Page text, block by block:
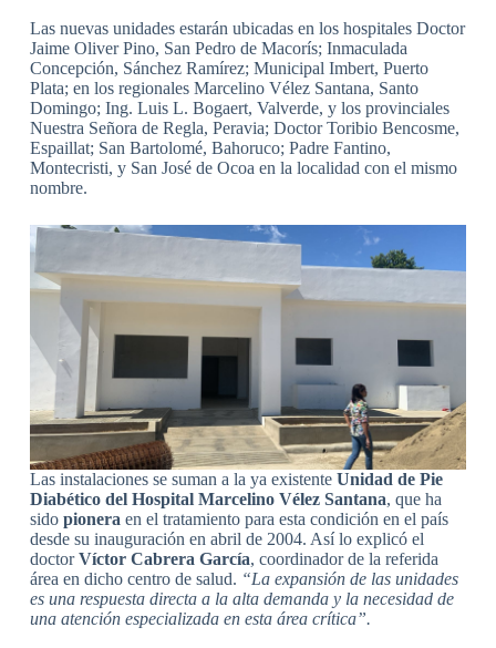
Las nuevas unidades estarán ubicadas en los hospitales Doctor
Jaime Oliver Pino, San Pedro de Macorís; Inmaculada
Concepción, Sánchez Ramírez; Municipal Imbert, Puerto
Plata; en los regionales Marcelino Vélez Santana, Santo
Domingo; Ing. Luis L. Bogaert, Valverde, y los provinciales
Nuestra Señora de Regla, Peravia; Doctor Toribio Bencosme,
Espaillat; San Bartolomé, Bahoruco; Padre Fantino,
Montecristi, y San José de Ocoa en la localidad con el mismo
nombre.
Las instalaciones se suman a la ya existente Unidad de Pie
Diabético del Hospital Marcelino Vélez Santana, que ha
sido pioneraen el tratamiento para esta condición en el país
desde su inauguración en abril de 2004. Así lo explicó el
doctorVíctor Cabrera García, coordinador de la referida
área en dicho centro de salud. “La expansión de las unidades
es una respuesta directa a la alta demanda y la necesidad de
una atención especializada en esta área crítica”.